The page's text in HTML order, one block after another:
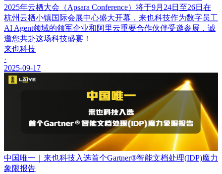
2025年云栖大会（Apsara Conference）将于9月24日至26日在
杭州云栖小镇国际会展中心盛大开幕，来也科技作为数字员工
AI Agent领域的领军企业和阿里云重要合作伙伴受邀参展，诚
邀您共赴这场科技盛宴！
来也科技
·
2025-09-17
中国唯一｜来也科技入选首个Gartner®智能文档处理(IDP)魔力
象限报告